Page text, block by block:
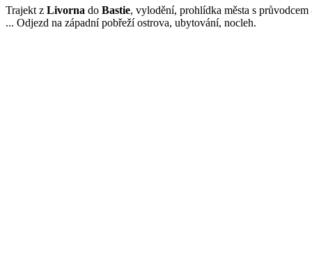
Trajekt z Livorna do Bastie, vylodění, prohlídka města s
... Odjezd na západní pobřeží ostrova, ubytování, nocleh.